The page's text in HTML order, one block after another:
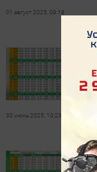
01 август 2025, 09:18
30 июнь 2025, 10:23